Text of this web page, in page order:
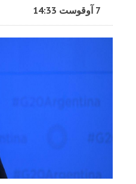
7 آوقوست 14:33